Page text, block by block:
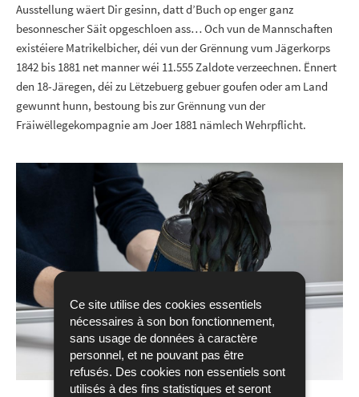
Ce site utilise des cookies essentiels
nécessaires à son bon fonctionnement,
sans usage de données à caractère
personnel, et ne pouvant pas être
refusés. Des cookies non essentiels sont
utilisés à des fins statistiques et seront
Ausstellung wäert Dir gesinn, datt d’Buch op enger ganz
besonnescher Säit opgeschloen ass… Och vun de Mannschaften
existéiere Matrikelbicher, déi vun der Grënnung vum Jägerkorps
1842 bis 1881 net manner wéi 11.555 Zaldote verzeechnen. Ënnert
den 18-Järegen, déi zu Lëtzebuerg gebuer goufen oder am Land
gewunnt hunn, bestoung bis zur Grënnung vun der
Fräiwëllegekompagnie am Joer 1881 nämlech Wehrpflicht.